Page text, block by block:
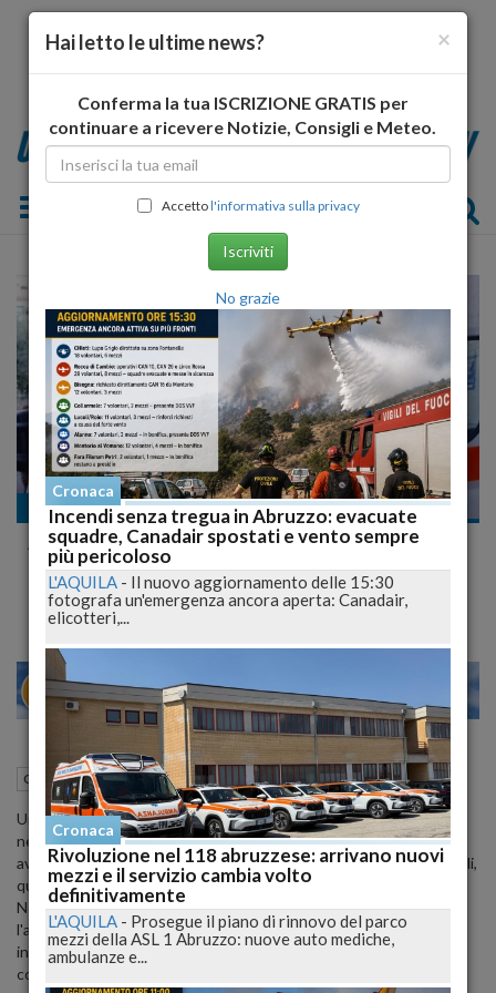
Toggle navigation
Cronaca
Automobilista perde la vita in tragico
incidente stradale a L'Aquila
MILANO 23
Cronaca L'Aquila (AQ) 19 Febbraio 2025 16:09
Un uomo di 45 anni è deceduto in un incidente stradale avvenuto
nella notte tra il 18 e il 19 febbraio 2025 aL'Aquila. Il sinistro è
avvenuto lungo laStrada Statale 17, all'altezza del bivio per Lucoli,
quando il veicolo dell'uomo è uscito di strada e si è ribaltato.
Nonostante l'intervento tempestivo dei soccorritori, per
l'automobilista non c'è stato nulla da fare. Le autorità stanno
indagando sulle cause dell'incidente, valutando possibili fattori
come l'alta velocità o un malore improvviso.
×
Hai letto le ultime news?
Conferma la tua ISCRIZIONE GRATIS per
continuare a ricevere Notizie, Consigli e Meteo.
Accettol'informativa sulla privacy
Iscriviti
No grazie
Cronaca
Incendi senza tregua in Abruzzo: evacuate
squadre, Canadair spostati e vento sempre
più pericoloso
L'AQUILA - Il nuovo aggiornamento delle 15:30
fotografa un'emergenza ancora aperta: Canadair,
elicotteri,...
Cronaca
Rivoluzione nel 118 abruzzese: arrivano nuovi
mezzi e il servizio cambia volto
definitivamente
L'AQUILA - Prosegue il piano di rinnovo del parco
mezzi della ASL 1 Abruzzo: nuove auto mediche,
ambulanze e...